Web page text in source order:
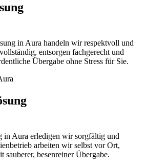
in Aura handeln wir respektvoll und
entsorgen fachgerecht und
Übergabe ohne Stress für Sie.
in Aura erledigen wir sorgfältig und
arbeiten wir selbst vor Ort,
sauberer, besenreiner Übergabe.